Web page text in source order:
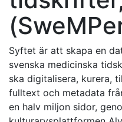
Syftet är att skapa en
svenska medicinska
ska digitalisera, kurera,
fulltext och metadata
en halv miljon sidor,